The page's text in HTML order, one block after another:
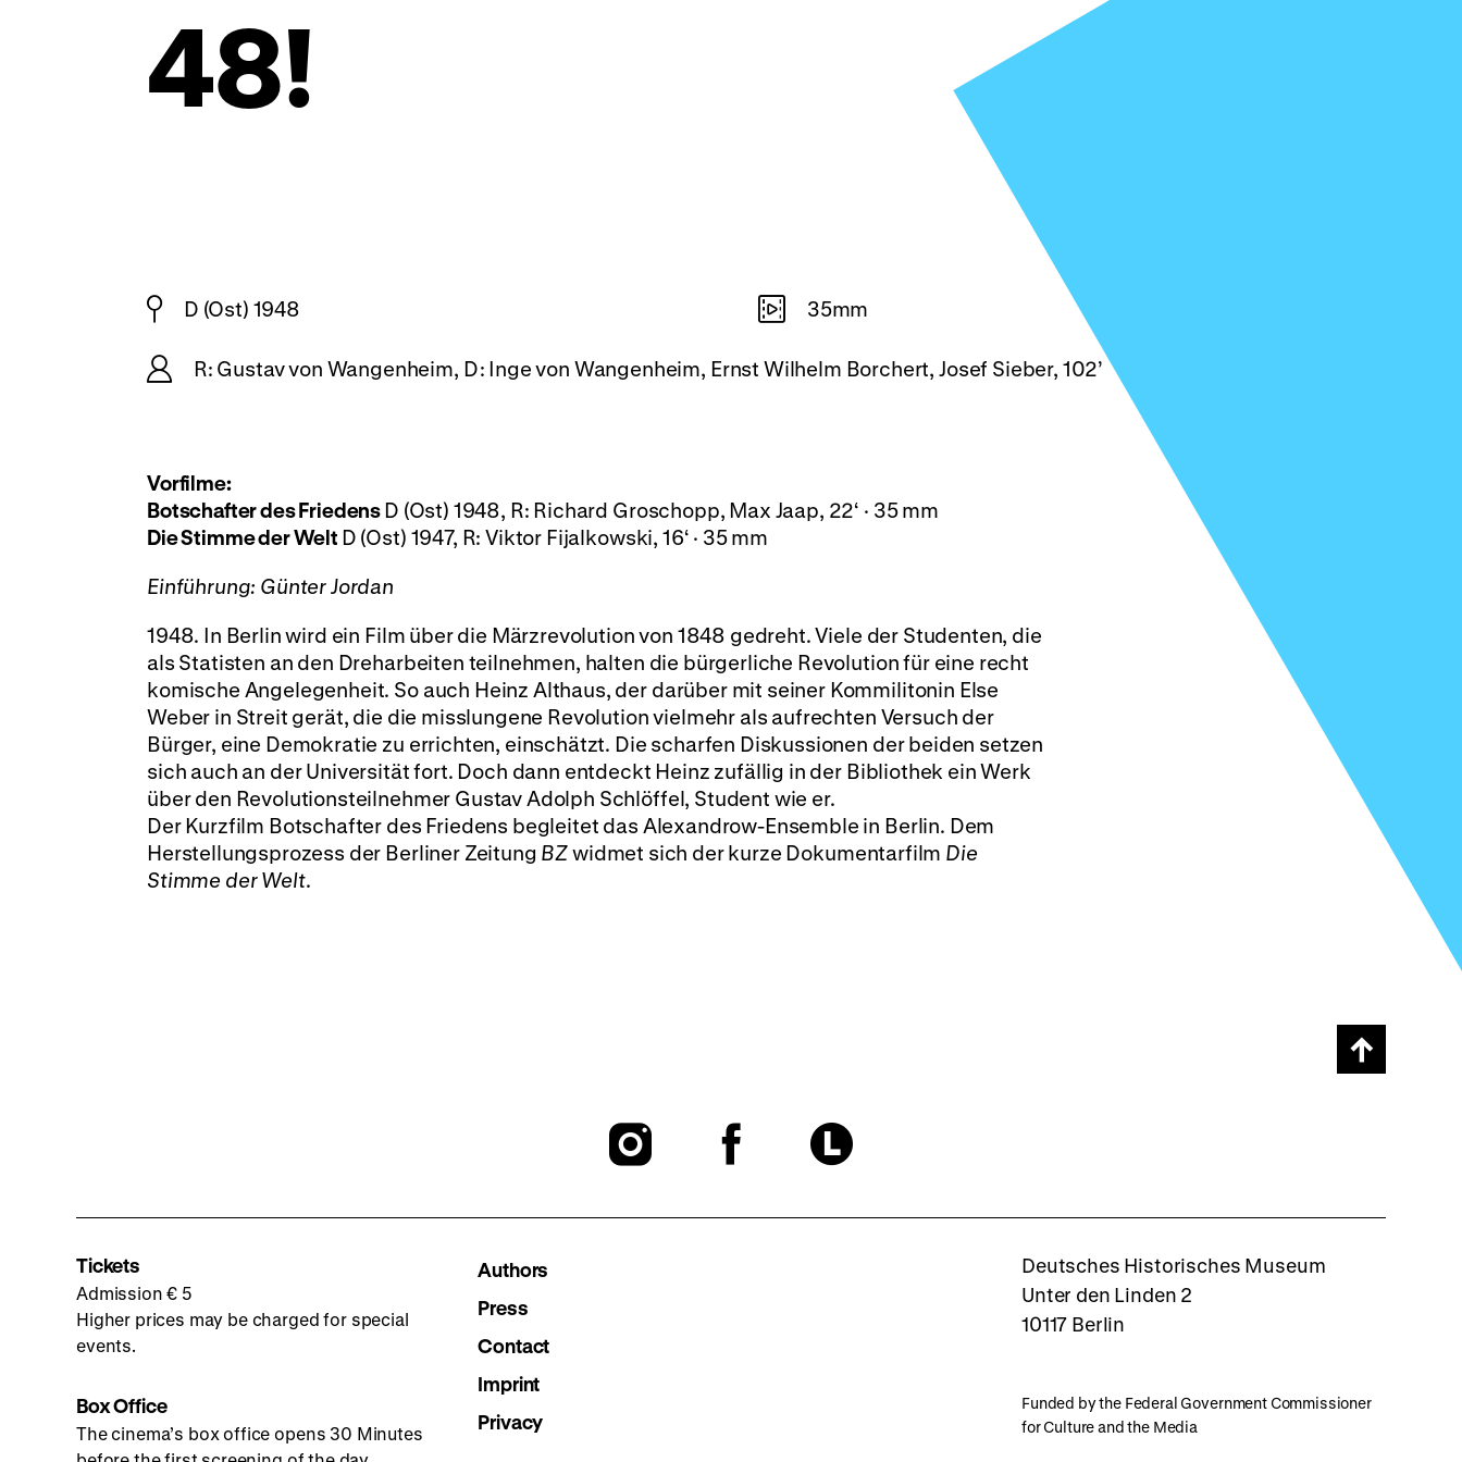
48!
D (Ost) 1948 35mm
R: Gustav von Wangenheim, D: Inge von Wangenheim, Ernst Wilhelm Borchert, Josef Sieber, 102’
Vorfilme:
Botschafter des FriedensD (Ost) 1948, R: Richard Groschopp, Max Jaap, 22‘ · 35 mm
Die Stimme der Welt D (Ost) 1947, R: Viktor Fijalkowski, 16‘ · 35 mm
Einführung: Günter Jordan
1948. In Berlin wird ein Film über die Märzrevolution von 1848 gedreht. Viele der Studenten, die
als Statisten an den Dreharbeiten teilnehmen, halten die bürgerliche Revolution für eine recht
komische Angelegenheit. So auch Heinz Althaus, der darüber mit seiner Kommilitonin Else
Weber in Streit gerät, die die misslungene Revolution vielmehr als aufrechten Versuch der
Bürger, eine Demokratie zu errichten, einschätzt. Die scharfen Diskussionen der beiden setzen
sich auch an der Universität fort. Doch dann entdeckt Heinz zufällig in der Bibliothek ein Werk
über den Revolutionsteilnehmer Gustav Adolph Schlöffel, Student wie er.
Der Kurzfilm Botschafter des Friedens begleitet das Alexandrow-Ensemble in Berlin. Dem
Herstellungsprozess der Berliner Zeitung BZwidmet sich der kurze Dokumentarfilm Die
Stimme der Welt.
Scroll
page
To
To
To
Letterboxd
Tickets
Admission € 5
Higher prices may be charged for special
events.
Box Office
The cinema’s box office opens 30 Minutes
Authors
Press
Contact
Imprint
Privacy
Deutsches Historisches Museum
Unter den Linden 2
10117 Berlin
Funded by the Federal Government Commissioner
for Culture and the Media